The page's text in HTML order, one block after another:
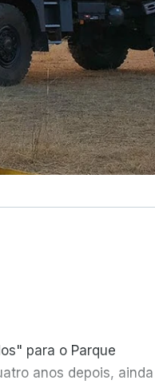
para o Parque
anos depois, ainda